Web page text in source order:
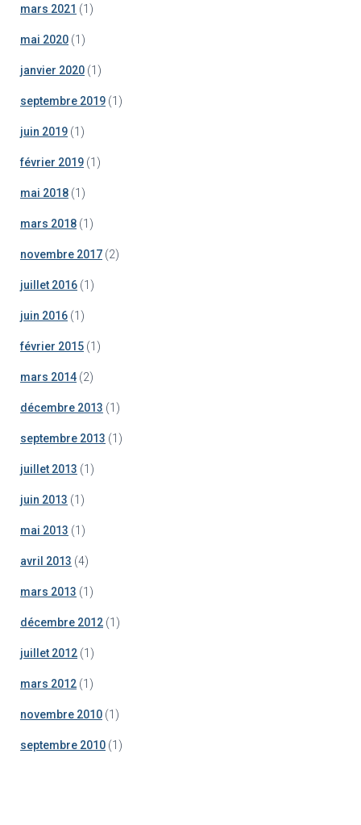
mars 2021 (1)
mai 2020 (1)
janvier 2020 (1)
septembre 2019 (1)
juin 2019 (1)
février 2019 (1)
mai 2018 (1)
mars 2018 (1)
novembre 2017 (2)
juillet 2016 (1)
juin 2016 (1)
février 2015 (1)
mars 2014 (2)
décembre 2013 (1)
septembre 2013 (1)
juillet 2013 (1)
juin 2013 (1)
mai 2013 (1)
avril 2013 (4)
mars 2013 (1)
décembre 2012 (1)
juillet 2012 (1)
mars 2012 (1)
novembre 2010 (1)
septembre 2010 (1)